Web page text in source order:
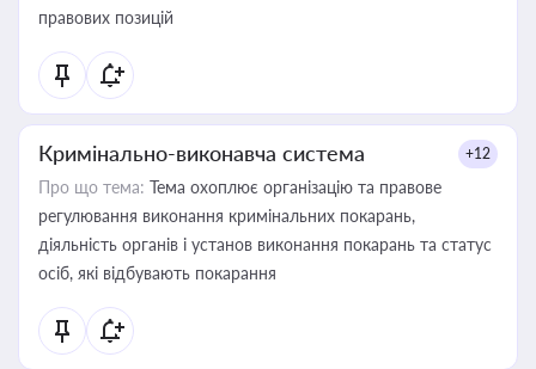
правових позицій
Кримінально-виконавча система +12
Про що тема: Тема охоплює організацію та правове
регулювання виконання кримінальних покарань,
діяльність органів і установ виконання покарань та статус
осіб, які відбувають покарання